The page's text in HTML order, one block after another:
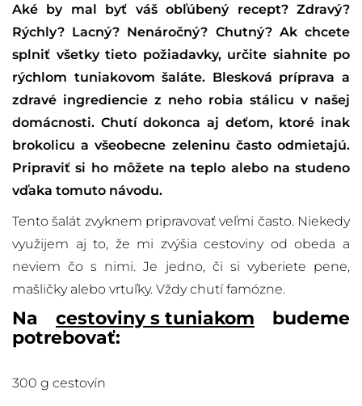
Aké by mal byť váš obľúbený recept? Zdravý?
Rýchly? Lacný? Nenáročný? Chutný? Ak chcete
splniť všetky tieto požiadavky, určite siahnite po
rýchlom tuniakovom šaláte. Blesková príprava a
zdravé ingrediencie z neho robia stálicu v našej
domácnosti. Chutí dokonca aj deťom, ktoré inak
brokolicu a všeobecne zeleninu často odmietajú.
Pripraviť si ho môžete na teplo alebo na studeno
vďaka tomuto návodu.
Tento šalát zvyknem pripravovať veľmi často. Niekedy
využijem aj to, že mi zvýšia cestoviny od obeda a
neviem čo s nimi. Je jedno, či si vyberiete pene,
mašličky alebo vrtuľky. Vždy chutí famózne.
Na cestoviny s tuniakom budeme
potrebovať:
300 g cestovín